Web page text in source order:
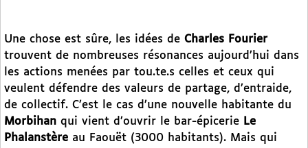
Une chose est sûre, les idées de Charles Fourier
trouvent de nombreuses résonances aujourd’hui dans
les actions menées par tou.te.s celles et ceux qui
veulent défendre des valeurs de partage, d’entraide,
de collectif. C’est le cas d’une nouvelle habitante du
Morbihan qui vient d’ouvrir le bar-épicerie Le
Phalanstère au Faouët (3000 habitants). Mais qui